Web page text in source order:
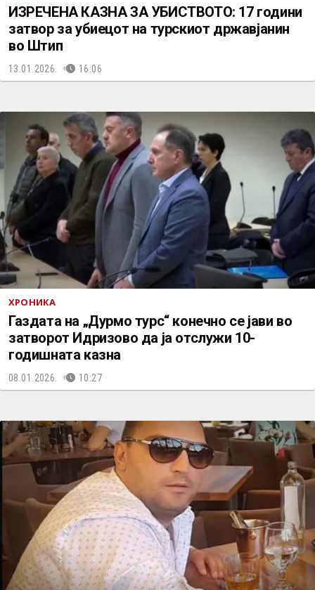
ИЗРЕЧЕНА КАЗНА ЗА УБИСТВОТО: 17 години
затвор за убиецот на турскиот државјанин
во Штип
13.01.2026. 16:06
ХРОНИКА
Газдата на „Дурмо турс“ конечно се јави во
затворот Идризово да ја отслужи 10-
годишната казна
08.01.2026. 10:27